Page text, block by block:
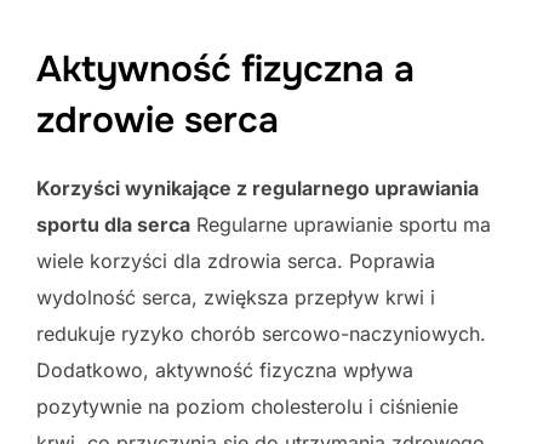
Aktywność fizyczna a
zdrowie serca
Korzyści wynikające z regularnego uprawiania
sportu dla serca Regularne uprawianie sportu ma
wiele korzyści dla zdrowia serca. Poprawia
wydolność serca, zwiększa przepływ krwi i
redukuje ryzyko chorób sercowo-naczyniowych.
Dodatkowo, aktywność fizyczna wpływa
pozytywnie na poziom cholesterolu i ciśnienie